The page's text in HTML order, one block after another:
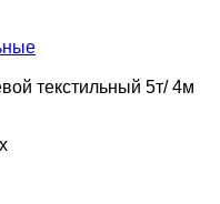
текстильный 5т/ 4м